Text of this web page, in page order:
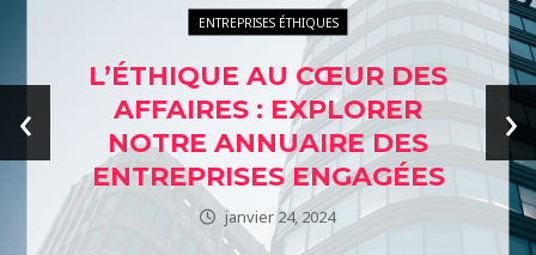
ENTREPRISES ÉTHIQUES
L’ÉTHIQUE AU CŒUR DES
AFFAIRES : EXPLORER
NOTRE ANNUAIRE DES
ENTREPRISES ENGAGÉES
janvier 24, 2024
‹ ›